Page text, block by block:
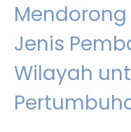
Jenis
Wilayah